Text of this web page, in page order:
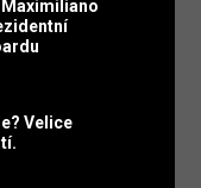
Maximiliano
Velice